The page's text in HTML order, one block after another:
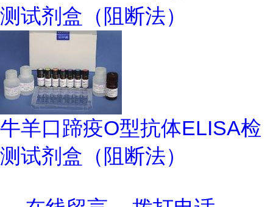
测试剂盒（阻断法）
牛羊口蹄疫O型抗体ELISA检
测试剂盒（阻断法）